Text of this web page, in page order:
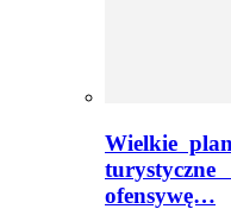
Wielkie
ofensywę…